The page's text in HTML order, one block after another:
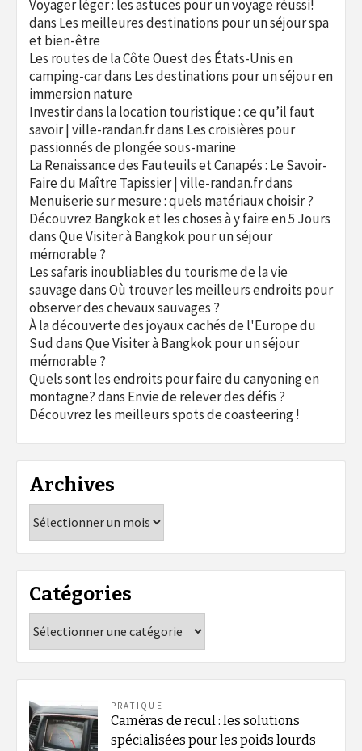
Voyager léger : les astuces pour un voyage réussi!
dans Les meilleures destinations pour un séjour spa
et bien-être
Les routes de la Côte Ouest des États-Unis en
camping-cardans Les destinations pour un séjour en
immersion nature
Investir dans la location touristique : ce qu’il faut
savoir | ville-randan.frdans Les croisières pour
passionnés de plongée sous-marine
La Renaissance des Fauteuils et Canapés : Le Savoir-
Faire du Maître Tapissier | ville-randan.frdans
Menuiserie sur mesure : quels matériaux choisir ?
Découvrez Bangkok et les choses à y faire en 5 Jours
dansQue Visiter à Bangkok pour un séjour
mémorable ?
Les safaris inoubliables du tourisme de la vie
sauvagedansOù trouver les meilleurs endroits pour
observer des chevaux sauvages ?
À la découverte des joyaux cachés de l'Europe du
SuddansQue Visiter à Bangkok pour un séjour
mémorable ?
Quels sont les endroits pour faire du canyoning en
montagne?dans Envie de relever des défis ?
Découvrez les meilleurs spots de coasteering !
Archives
Catégories
PRATIQUE
Caméras de recul : les solutions
spécialisées pour les poids lourds